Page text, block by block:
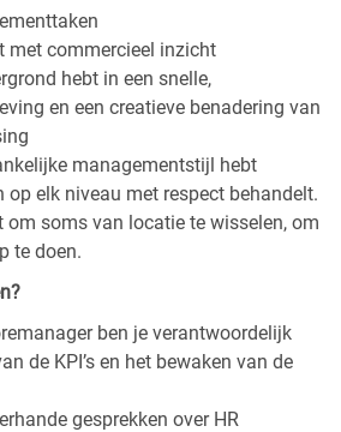
met commercieel inzicht
hebt in een snelle,
en een creatieve benadering van
managementstijl hebt
op elk niveau met respect behandelt.
om soms van locatie te wisselen, om
te doen.
ben je verantwoordelijk
de KPI’s en het bewaken van de
gesprekken over HR